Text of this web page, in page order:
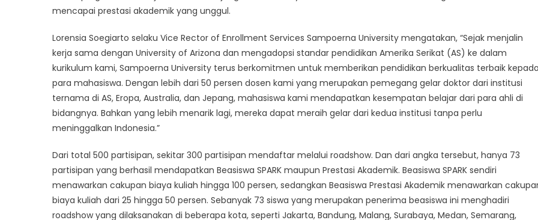
Internasional
mencapai prestasi akademik yang unggul.
Lorensia Soegiarto selaku Vice Rector of Enrollment Services Sampoerna University mengatakan, “Sejak menjalin
kerja sama dengan University of Arizona dan mengadopsi standar pendidikan Amerika Serikat (AS) ke dalam
kurikulum kami, Sampoerna University terus berkomitmen untuk memberikan pendidikan berkualitas terbaik kepada
para mahasiswa. Dengan lebih dari 50 persen dosen kami yang merupakan pemegang gelar doktor dari institusi
ternama di AS, Eropa, Australia, dan Jepang, mahasiswa kami mendapatkan kesempatan belajar dari para ahli di
bidangnya. Bahkan yang lebih menarik lagi, mereka dapat meraih gelar dari kedua institusi tanpa perlu
meninggalkan Indonesia.”
Dari total 500 partisipan, sekitar 300 partisipan mendaftar melalui roadshow. Dan dari angka tersebut, hanya 73
partisipan yang berhasil mendapatkan Beasiswa SPARK maupun Prestasi Akademik. Beasiswa SPARK sendiri
menawarkan cakupan biaya kuliah hingga 100 persen, sedangkan Beasiswa Prestasi Akademik menawarkan
biaya kuliah dari 25 hingga 50 persen. Sebanyak 73 siswa yang merupakan penerima beasiswa ini menghadiri
roadshow yang dilaksanakan di beberapa kota, seperti Jakarta, Bandung, Malang, Surabaya, Medan, Semarang,